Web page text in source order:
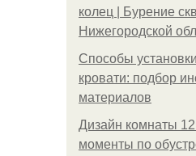
колец | Бурение
Нижегородской
Способы
кровати: подбор
материалов
Дизайн комнаты
моменты по